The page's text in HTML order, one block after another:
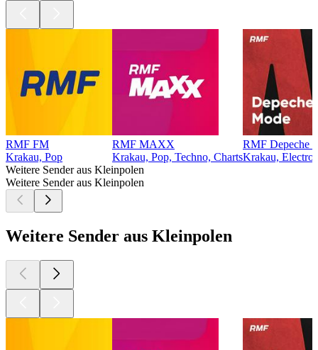
RMF FM
Krakau, Pop
RMF MAXX
Krakau, Pop, Techno, Charts
RMF Depeche
Krakau, Electro,
Weitere Sender aus Kleinpolen
Weitere Sender aus Kleinpolen
Weitere Sender aus Kleinpolen